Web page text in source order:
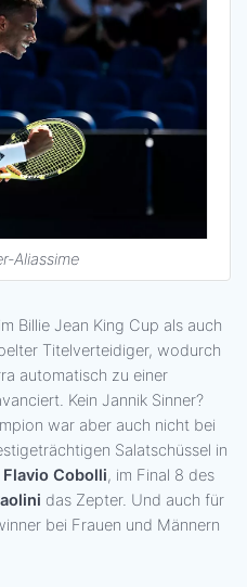
Aliassime
Billie Jean King Cup als auch
Titelverteidiger, wodurch
automatisch zu einer
Kein Jannik Sinner?
war aber auch nicht bei
Salatschüssel in
Flavio Cobolli, im Final 8 des
das Zepter. Und auch für
bei Frauen und Männern